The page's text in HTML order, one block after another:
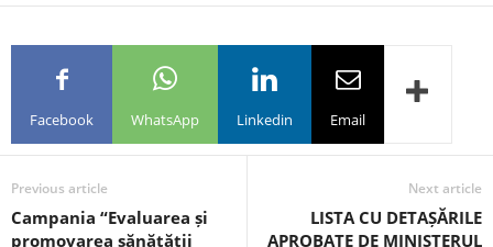
Facebook WhatsApp Linkedin Email
Previous article
Campania “Evaluarea și
promovarea sănătății
Next article
LISTA CU DETAȘĂRILE
APROBATE DE MINISTERUL